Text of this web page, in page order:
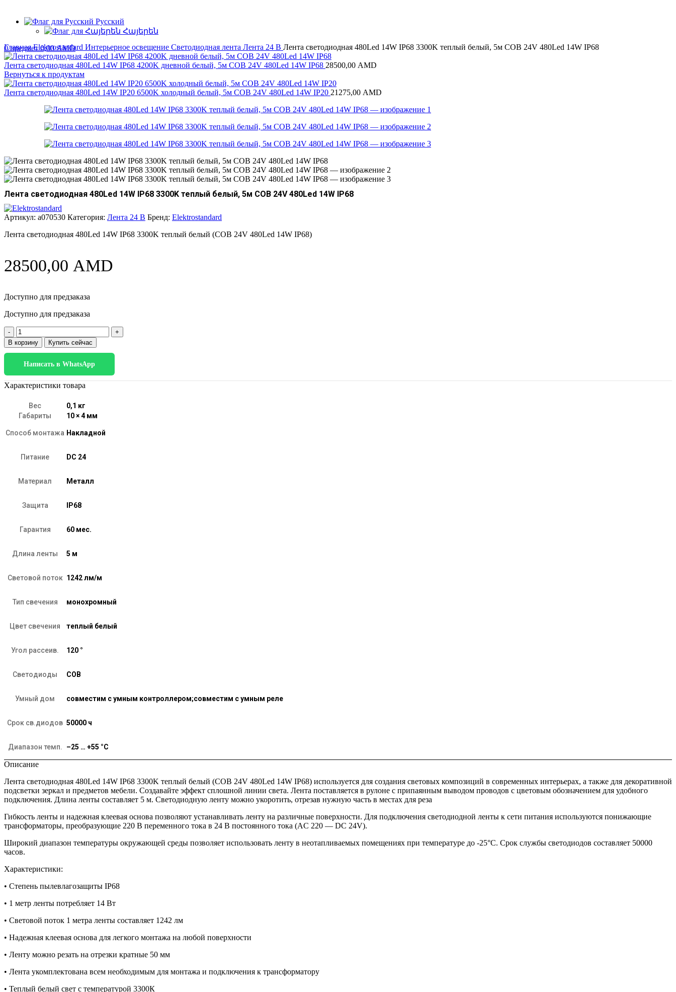
Русский
Հայերեն
0предмет 0,00AMD
ГлавнаяElektrostandard Интерьерное освещение Светодиодная лента Лента 24 В Лента светодиодная 480Led 14W IP68 3300K теплый белый, 5м COB 24V 480Led 14W IP68
Лента светодиодная 480Led 14W IP68 4200K дневной белый, 5м COB 24V 480Led 14W IP68 28500,00 AMD
Вернуться к продуктам
Лента светодиодная 480Led 14W IP20 6500K холодный белый, 5м COB 24V 480Led 14W IP20 21275,00 AMD
Лента светодиодная 480Led 14W IP68 3300K теплый белый, 5м COB 24V 480Led 14W IP68
Артикул: a070530 Категория: Лента 24 В Бренд: Elektrostandard
Лента светодиодная 480Led 14W IP68 3300K теплый белый (COB 24V 480Led 14W IP68)
28500,00 AMD
Доступно для предзаказа
Доступно для предзаказа
Количество
товара
Лента
480Led
14W
IP68
теплый
белый,
5м
COB
14W
В корзину Купить сейчас
Написать в WhatsApp
Характеристики товара
Вес
0,1 кг
Габариты
10 × 4 мм
Способ монтажа Накладной
Питание DC 24
Материал Металл
Защита IP68
Гарантия 60 мес.
Длина ленты 5 м
Световой поток 1242 лм/м
Тип свечения монохромный
Цвет свечения теплый белый
Угол рассеив. 120 °
Светодиоды COB
Умный дом совместим с умным контроллером;совместим с умным реле
Срок св.диодов 50000 ч
Диапазон темп. –25 … +55 °C
Описание
Лента светодиодная 480Led 14W IP68 3300K теплый белый (COB 24V 480Led 14W IP68) используется для создания световых композиций в современных интерьерах, а также для декоративной
подсветки зеркал и предметов мебели. Создавайте эффект сплошной линии света. Лента поставляется в рулоне с припаянным выводом проводов с цветовым обозначением для удобного
подключения. Длина ленты составляет 5 м. Светодиодную ленту можно укоротить, отрезав нужную часть в местах для реза
Гибкость ленты и надежная клеевая основа позволяют устанавливать ленту на различные поверхности. Для подключения светодиодной ленты к сети питания используются понижающие
трансформаторы, преобразующие 220 В переменного тока в 24 В постоянного тока (AC 220 — DC 24V).
Широкий диапазон температуры окружающей среды позволяет использовать ленту в неотапливаемых помещениях при температуре до -25°С. Срок службы светодиодов составляет 50000
часов.
Характеристики:
• Степень пылевлагозащиты IP68
• 1 метр ленты потребляет 14 Вт
• Световой поток 1 метра ленты составляет 1242 лм
• Надежная клеевая основа для легкого монтажа на любой поверхности
• Ленту можно резать на отрезки кратные 50 мм
• Лента укомплектована всем необходимым для монтажа и подключения к трансформатору
• Теплый белый свет с температурой 3300К